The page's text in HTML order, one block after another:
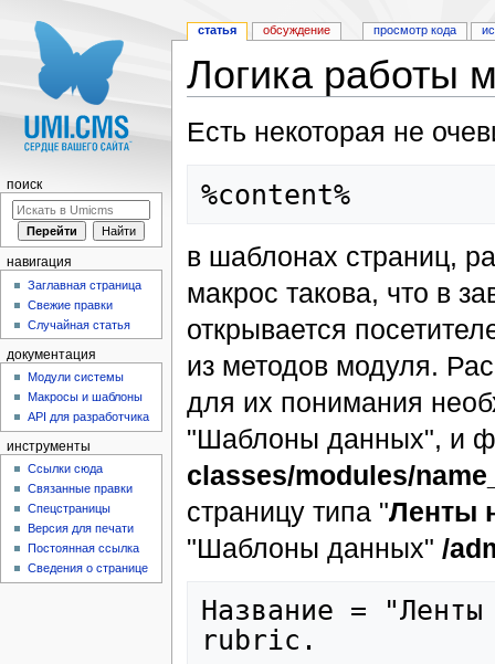
Логика работы
Есть некоторая не
в шаблонах страниц,
макрос такова, что в
открывается
из методов модуля.
для их понимания
"Шаблоны данных", и
classes/modules/
страницу типа "Ленты
"Шаблоны данных" /
Название =
статья обсуждение просмотр кода
поиск
навигация
Заглавная страница
Свежие правки
Случайная статья
документация
Модули системы
Макросы и шаблоны
API для разработчика
инструменты
Ссылки сюда
Связанные правки
Спецстраницы
Версия для печати
Постоянная ссылка
Сведения о странице